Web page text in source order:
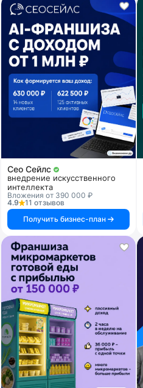
Сео Сейлс
внедрение искусственного
интеллекта
Вложения от 390 000 ₽
4.9
11 отзывов
Получить бизнес-план